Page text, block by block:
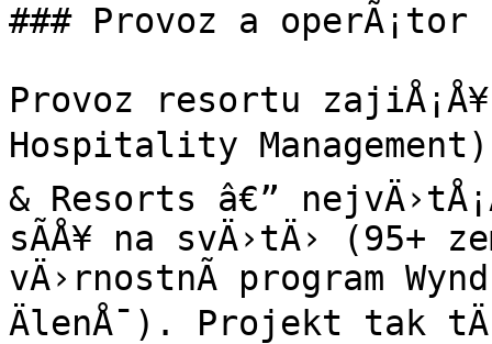
### Provoz a operÃ¡tor
Provoz resortu
Hospitality Management)
& Resorts â€”
sÃ­Å¥ na svÄ›tÄ› (95+
vÄ›rnostnÃ­ program
ÄlenÅ¯). Projekt tak